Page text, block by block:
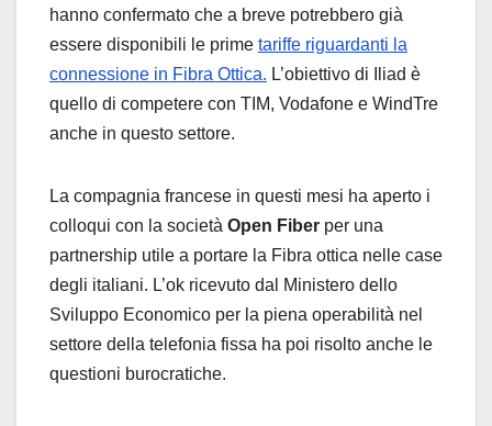
hanno confermato che a breve potrebbero già
essere disponibili le prime tariffe riguardanti la
connessione in Fibra Ottica. L’obiettivo di Iliad è
quello di competere con TIM, Vodafone e WindTre
anche in questo settore.
La compagnia francese in questi mesi ha aperto i
colloqui con la società Open Fiber per una
partnership utile a portare la Fibra ottica nelle case
degli italiani. L’ok ricevuto dal Ministero dello
Sviluppo Economico per la piena operabilità nel
settore della telefonia fissa ha poi risolto anche le
questioni burocratiche.